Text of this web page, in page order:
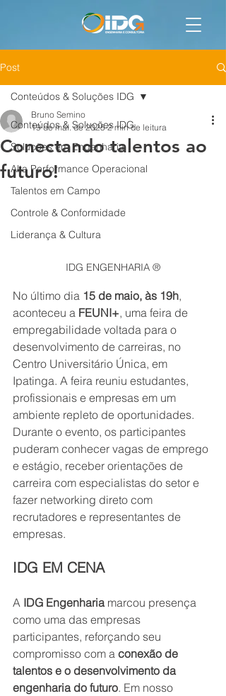
Post
Conteúdos & Soluções IDG
Soluções em Engenharia
Alta Performance Operacional
Talentos em Campo
Controle & Conformidade
Liderança & Cultura
Conteúdos & Soluções IDG
Conectando talentos ao
futuro!
Bruno Semino
19 de mai. de 2025 2 min de leitura
IDG ENGENHARIA ®
No último dia 15 de maio, às 19h,
aconteceu a FEUNI+, uma feira de
empregabilidade voltada para o
desenvolvimento de carreiras, no
Centro Universitário Única, em
Ipatinga. A feira reuniu estudantes,
profissionais e empresas em um
ambiente repleto de oportunidades.
Durante o evento, os participantes
puderam conhecer vagas de emprego
e estágio, receber orientações de
carreira com especialistas do setor e
fazer networking direto com
recrutadores e representantes de
empresas.
IDG EM CENA
A IDG Engenharia marcou presença
como uma das empresas
participantes, reforçando seu
compromisso com a conexão de
talentos e o desenvolvimento da
engenharia do futuro. Em nosso